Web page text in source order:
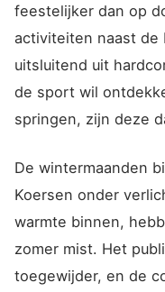
feestelijker dan op
activiteiten naast de
uitsluitend uit
de sport wil
springen, zijn deze
De wintermaanden
Koersen onder
warmte binnen,
zomer mist. Het
toegewijder, en de